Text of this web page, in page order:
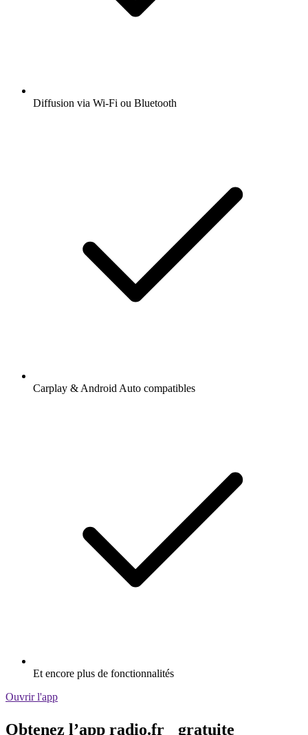
Diffusion via Wi-Fi ou Bluetooth
Carplay & Android Auto compatibles
Et encore plus de fonctionnalités
Ouvrir l'app
Obtenez l’app radio.fr gratuite